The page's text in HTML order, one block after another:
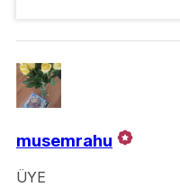
musemrahu
ÜYE